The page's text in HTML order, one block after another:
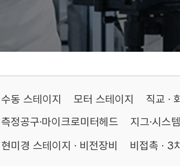
수동 스테이지 모터 스테이지 직교 ·
측정공구·마이크로미터헤드
지그·시스
현미경 스테이지 · 비전장비
비접촉 · 3